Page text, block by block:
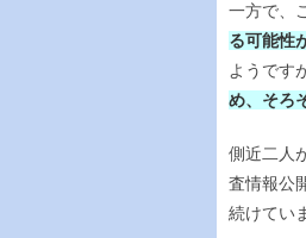
一方で、
る可能性
ようです
め、そろ
側近二人
査情報公
続けてい